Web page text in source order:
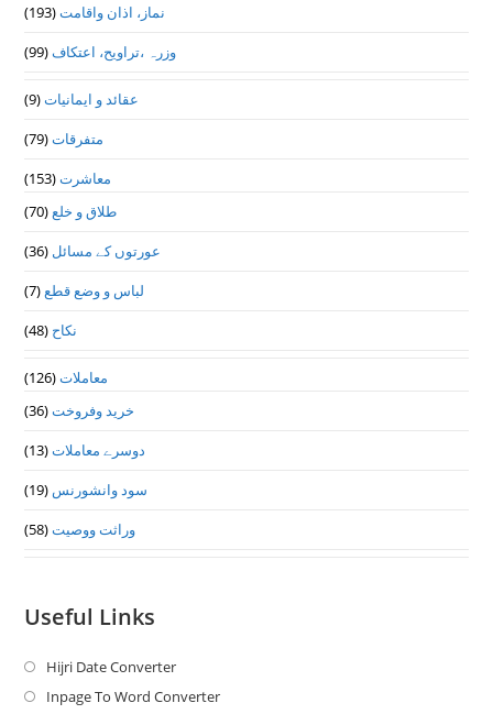
نماز، اذان واقامت(193)
وزرہ ،تراويح، اعتكاف(99)
عقائد و ایمانیات(9)
متفرقات(79)
معاشرت(153)
طلاق و خلع(70)
عورتوں کے مسائل (36)
لباس و وضع قطع(7)
نکاح (48)
معاملات(126)
خرید وفروخت(36)
دوسرے معاملات(13)
سود وانشورنس (19)
وراثت ووصيت(58)
Useful Links
Hijri Date ConverterOpens
in
Inpage To Word ConverterOpens